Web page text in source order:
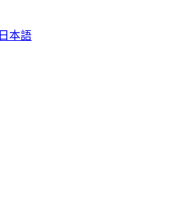
日本語